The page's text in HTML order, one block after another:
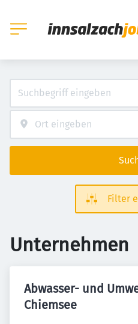
Filter
Unternehmen
Abwasser- und
Chiemsee